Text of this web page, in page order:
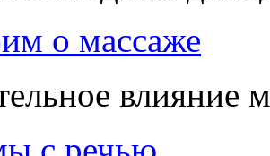
о массаже
влияние